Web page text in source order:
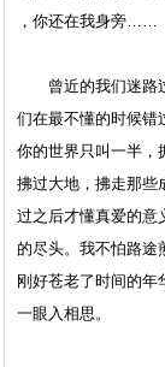
，你还在我身旁……
曾近的我们迷路过
们在最不懂的时候错
你的世界只叫一半，
拂过大地，拂走那些
过之后才懂真爱的意
的尽头。我不怕路途
刚好苍老了时间的年
一眼入相思。